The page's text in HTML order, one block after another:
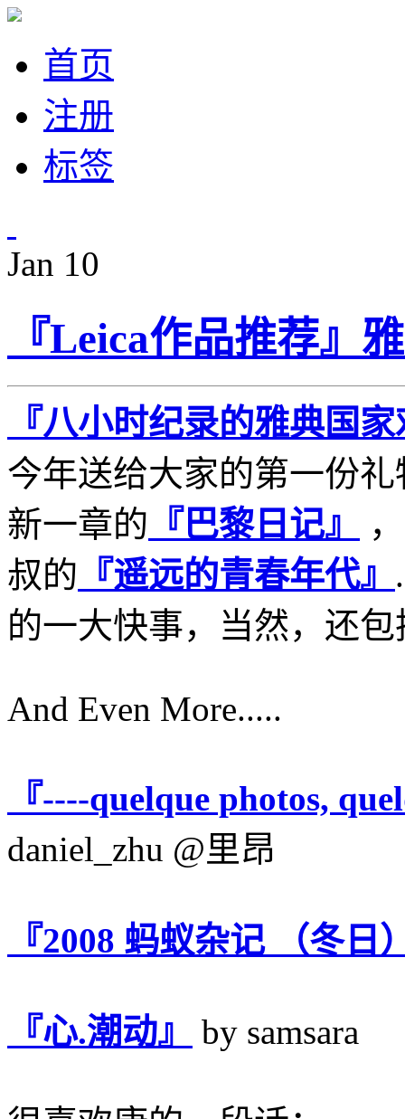
首页
注册
标签
Jan 10
『Leica作品推荐』
『八小时纪录的雅典国
今年送给大家的第一份
新一章的 『巴黎日记』
叔的 『遥远的青春年代』
的一大快事，当然，还
And Even More.....
『----quelque photos,
daniel_zhu @里昂
『2008 蚂蚁杂记 （冬日
『心.潮动』 by samsara